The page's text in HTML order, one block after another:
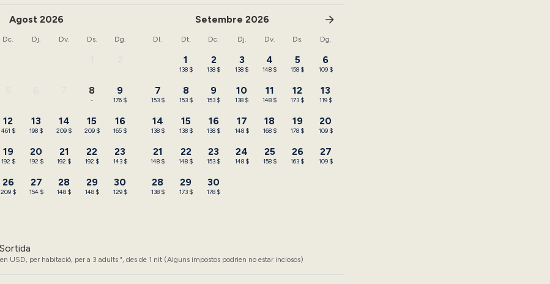
Agost 2026
Dc. Dj. Dv. Ds. Dg.
8
-
9
176 $
12
461 $
13
198 $
14
209 $
15
209 $
16
165 $
19
192 $
20
192 $
21
192 $
22
192 $
23
143 $
26
209 $
27
154 $
28
148 $
29
148 $
30
129 $
Setembre 2026
Dl. Dt. Dc. Dj. Dv. Ds. Dg.
1
138 $
2
138 $
3
138 $
4
148 $
5
158 $
6
109 $
7
153 $
8
153 $
9
153 $
10
138 $
11
148 $
12
173 $
13
119 $
14
138 $
15
138 $
16
138 $
17
148 $
18
168 $
19
178 $
20
109 $
21
148 $
22
148 $
23
153 $
24
148 $
25
158 $
26
163 $
27
109 $
28
138 $
29
173 $
30
178 $
Sortida
USD, per habitació, per a 3 adults ", des de 1 nit (Alguns impostos podrien no estar inclosos)